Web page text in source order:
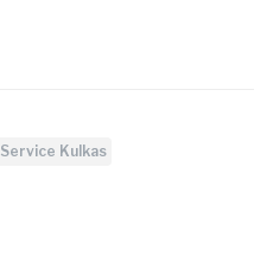
Service Kulkas